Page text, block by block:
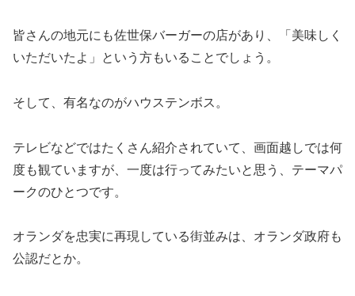
皆さんの地元にも佐世保バーガーの店があり、「美味しく
いただいたよ」という方もいることでしょう。
そして、有名なのがハウステンボス。
テレビなどではたくさん紹介されていて、画面越しでは何
度も観ていますが、一度は行ってみたいと思う、テーマパ
ークのひとつです。
オランダを忠実に再現している街並みは、オランダ政府も
公認だとか。